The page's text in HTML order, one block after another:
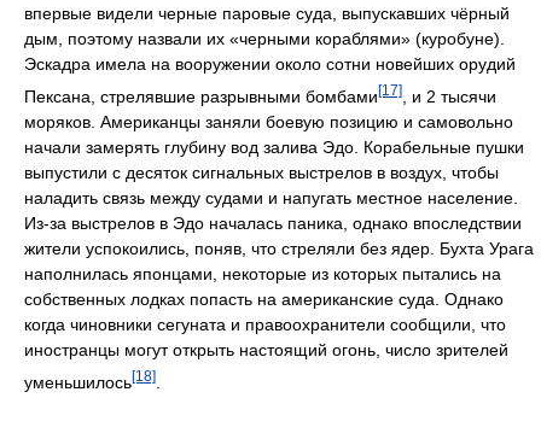
впервые видели черные паровые суда, выпускавших чёрный
дым, поэтому назвали их «черными кораблями» (куробуне).
Эскадра имела на вооружении около сотни новейших орудий
Пексана, стрелявшие разрывными бомбами [17]
, и 2 тысячи
моряков. Американцы заняли боевую позицию и самовольно
начали замерять глубину вод залива Эдо. Корабельные пушки
выпустили с десяток сигнальных выстрелов в воздух, чтобы
наладить связь между судами и напугать местное население.
Из-за выстрелов в Эдо началась паника, однако впоследствии
жители успокоились, поняв, что стреляли без ядер. Бухта Урага
наполнилась японцами, некоторые из которых пытались на
собственных лодках попасть на американские суда. Однако
когда чиновники сегуната и правоохранители сообщили, что
иностранцы могут открыть настоящий огонь, число зрителей
уменьшилось[18]